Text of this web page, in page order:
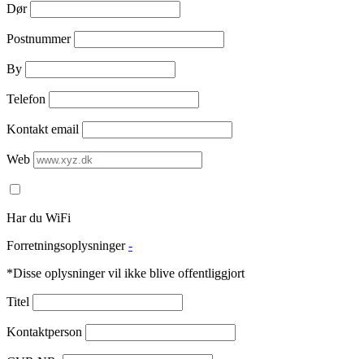
Dør
Postnummer
By
Telefon
Kontakt email
Web
Har du WiFi
Forretningsoplysninger -
*Disse oplysninger vil ikke blive offentliggjort
Titel
Kontaktperson